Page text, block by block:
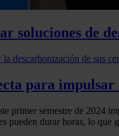
soluciones de
para impulsar
primer semestre de 2024
pueden durar horas, lo